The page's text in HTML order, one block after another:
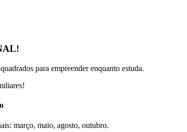
para empreender enquanto estuda.
março, maio, agosto, outubro.